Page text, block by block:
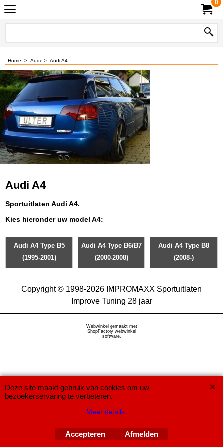
0
Home > Audi > Audi A4
Audi A4
Sportuitlaten Audi A4.
Kies hieronder uw model A4:
Audi A4 Type B5
(1995-2001)
Audi A4 Type B6/B7
(2000-2008)
Audi A4 Type B8
(2008-)
Copyright © 1998-2026 IMPROMAXX Sportuitlaten
Improve Tuning 28 jaar
Webwinkel gemaakt met
ShopFactory webwinkel
software.
Deze site maakt gebruik van cookies om uw
bezoekerservaring te verbeteren.
Meer details
Accepteren Afmelden